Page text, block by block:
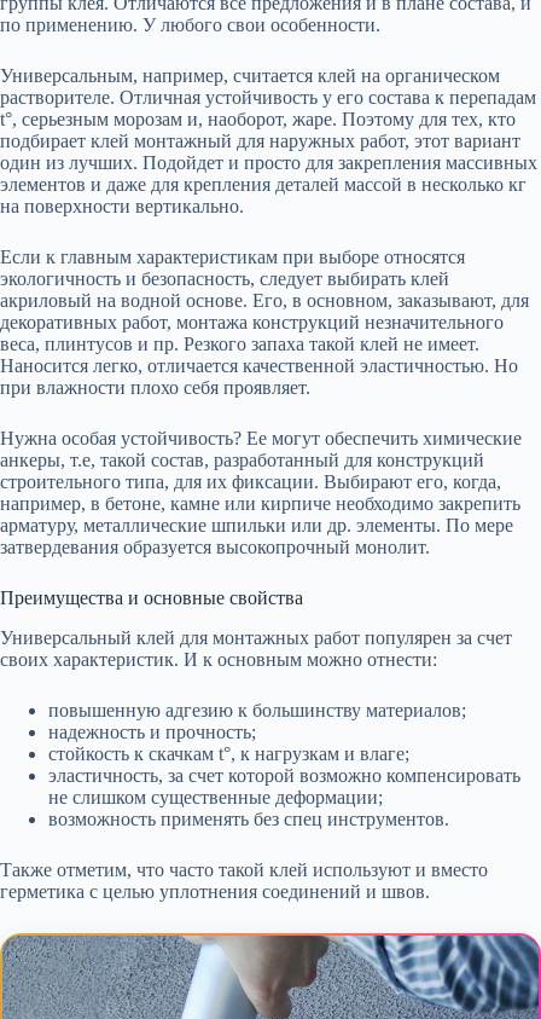
по применению. У любого свои особенности.
Универсальным, например, считается клей на органическом
растворителе. Отличная устойчивость у его состава к перепадам
t°, серьезным морозам и, наоборот, жаре. Поэтому для тех, кто
подбирает клей монтажный для наружных работ, этот вариант
один из лучших. Подойдет и просто для закрепления массивных
элементов и даже для крепления деталей массой в несколько кг
на поверхности вертикально.
Если к главным характеристикам при выборе относятся
экологичность и безопасность, следует выбирать клей
акриловый на водной основе. Его, в основном, заказывают, для
декоративных работ, монтажа конструкций незначительного
веса, плинтусов и пр. Резкого запаха такой клей не имеет.
Наносится легко, отличается качественной эластичностью. Но
при влажности плохо себя проявляет.
Нужна особая устойчивость? Ее могут обеспечить химические
анкеры, т.е, такой состав, разработанный для конструкций
строительного типа, для их фиксации. Выбирают его, когда,
например, в бетоне, камне или кирпиче необходимо закрепить
арматуру, металлические шпильки или др. элементы. По мере
затвердевания образуется высокопрочный монолит.
Преимущества и основные свойства
Универсальный клей для монтажных работ популярен за счет
своих характеристик. И к основным можно отнести:
повышенную адгезию к большинству материалов;
надежность и прочность;
стойкость к скачкам t°, к нагрузкам и влаге;
эластичность, за счет которой возможно компенсировать
не слишком существенные деформации;
возможность применять без спец инструментов.
Также отметим, что часто такой клей используют и вместо
герметика с целью уплотнения соединений и швов.